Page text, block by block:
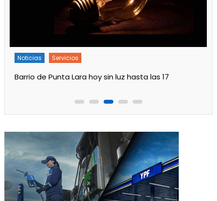
Noticias Servicios
Barrio de Punta Lara hoy sin luz hasta las 17